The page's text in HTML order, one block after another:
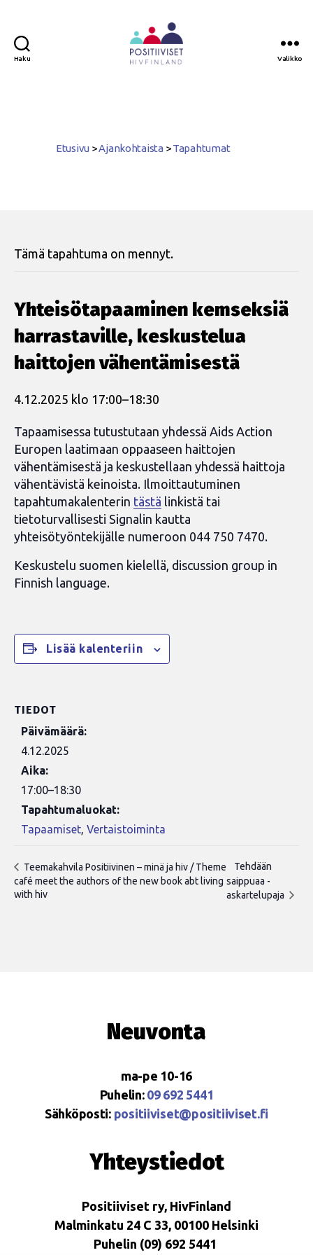
Haku Valikko
Etusivu >Ajankohtaista >Tapahtumat
Tämä tapahtuma on mennyt.
Yhteisötapaaminen kemseksiä
harrastaville, keskustelua
haittojen vähentämisestä
4.12.2025 klo 17:00–18:30
Tapaamisessa tutustutaan yhdessä Aids Action
Europen laatimaan oppaaseen haittojen
vähentämisestä ja keskustellaan yhdessä haittoja
vähentävistä keinoista. Ilmoittautuminen
tapahtumakalenterin tästä linkistä tai
tietoturvallisesti Signalin kautta
yhteisötyöntekijälle numeroon 044 750 7470.
Keskustelu suomen kielellä, discussion group in
Finnish language.
Lisää kalenteriin
TIEDOT
Päivämäärä:
4.12.2025
Aika:
17:00–18:30
Tapahtumaluokat:
Tapaamiset, Vertaistoiminta
Teemakahvila Positiivinen – minä ja hiv / Theme
café meet the authors of the new book abt living
with hiv
Tehdään
saippuaa -
askartelupaja
Neuvonta
ma-pe 10-16
Puhelin: 09 692 5441
Sähköposti: positiiviset@positiiviset.fi
Yhteystiedot
Positiiviset ry, HivFinland
Malminkatu 24 C 33, 00100 Helsinki
Puhelin (09) 692 5441